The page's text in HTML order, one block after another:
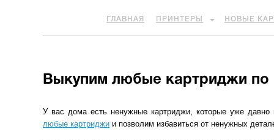
ГЛАВНАЯ ПРИНТЕРЫ НОВЫЕ
Выкупим любые картриджи по
У вас дома есть ненужные картриджи, которые уже
любые картриджи и позволим избавиться от ненужных